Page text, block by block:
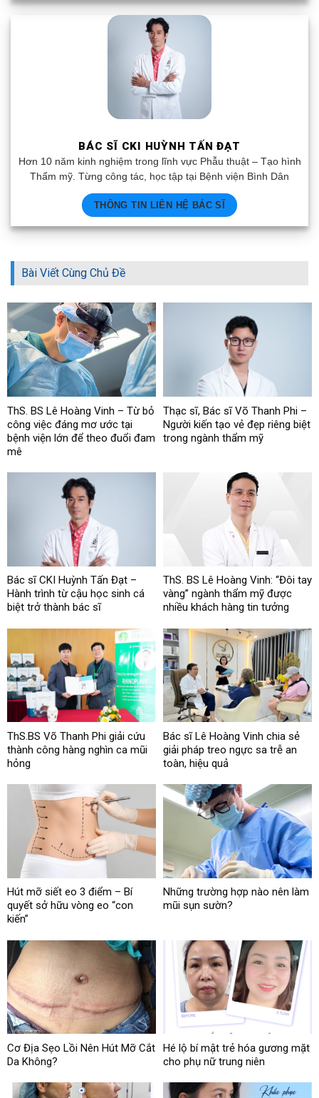
BÁC SĨ CKI HUỲNH TẤN ĐẠT
Hơn 10 năm kinh nghiệm trong lĩnh vực Phẫu thuật – Tạo hình
Thẩm mỹ. Từng công tác, học tập tại Bệnh viện Bình Dân
THÔNG TIN LIÊN HỆ BÁC SĨ
Bài Viết Cùng Chủ Đề
ThS. BS Lê Hoàng Vinh – Từ bỏ
công việc đáng mơ ước tại
bệnh viện lớn để theo đuổi đam
mê
Thạc sĩ, Bác sĩ Võ Thanh Phi –
Người kiến tạo vẻ đẹp riêng biệt
trong ngành thẩm mỹ
Bác sĩ CKI Huỳnh Tấn Đạt –
Hành trình từ cậu học sinh cá
biệt trở thành bác sĩ
ThS. BS Lê Hoàng Vinh: “Đôi tay
vàng” ngành thẩm mỹ được
nhiều khách hàng tin tưởng
ThS.BS Võ Thanh Phi giải cứu
thành công hàng nghìn ca mũi
hỏng
Bác sĩ Lê Hoàng Vinh chia sẻ
giải pháp treo ngực sa trễ an
toàn, hiệu quả
Hút mỡ siết eo 3 điểm – Bí
quyết sở hữu vòng eo “con
kiến”
Những trường hợp nào nên làm
mũi sụn sườn?
Cơ Địa Sẹo Lồi Nên Hút Mỡ Cắt
Da Không?
Hé lộ bí mật trẻ hóa gương mặt
cho phụ nữ trung niên